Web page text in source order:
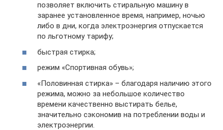
позволяет включить стиральную машину в
заранее установленное время, например, ночью
либо в дни, когда электроэнергия отпускается
по льготному тарифу;
быстрая стирка;
режим «Спортивная обувь»;
«Половинная стирка» – благодаря наличию этого
режима, можно за небольшое количество
времени качественно выстирать белье,
значительно сэкономив на потреблении воды и
электроэнергии.